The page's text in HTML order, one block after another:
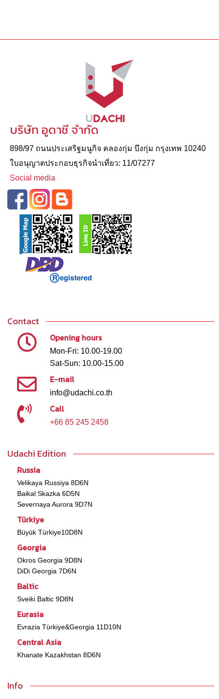
บริษัท อูดาชี จำกัด
898/97 ถนนประเสริฐมนูกิจ คลองกุ่ม บึงกุ่ม กรุงเทพ 10240
ใบอนุญาตประกอบธุรกิจนําเที่ยว: 11/07277
Social media
Contact
Opening hours
Mon-Fri: 10.00-19.00
Sat-Sun: 10.00-15.00
E-mail
info@udachi.co.th
Call
+66 85 245 2458
Udachi Edition
Russia
Velikaya Russiya 8D6N
Baikal Skazka 6D5N
Severnaya Aurora 9D7N
Türkiye
Büyük Türkiye10D8N
Georgia
Okros Georgia 9D8N
DiDi Georgia 7D6N
Baltic
Sveiki Baltic 9D8N
Eurasia
Evrazia Türkiye&Georgia 11D10N
Central Asia
Khanate Kazakhstan 8D6N
Info